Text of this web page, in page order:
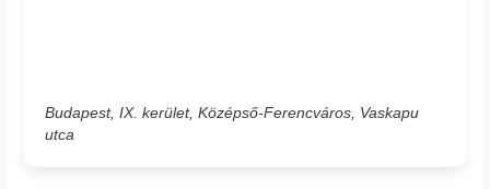
Budapest, IX. kerület, Középső-Ferencváros, Vaskapu
utca